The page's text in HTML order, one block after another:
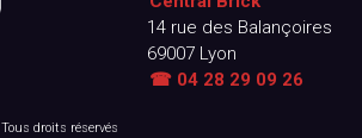
14 rue des Balançoires
69007 Lyon
☎ 04 28 29 09 26
Tous droits réservés